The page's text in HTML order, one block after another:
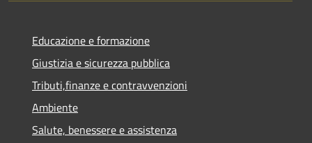
Educazione e formazione
Giustizia e sicurezza pubblica
Tributi,finanze e contravvenzioni
Ambiente
Salute, benessere e assistenza